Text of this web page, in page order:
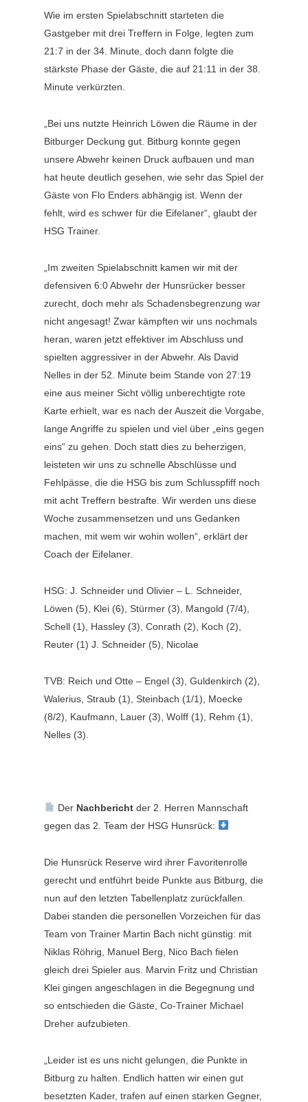
Wie im ersten Spielabschnitt starteten die
Gastgeber mit drei Treffern in Folge, legten zum
21:7 in der 34. Minute, doch dann folgte die
stärkste Phase der Gäste, die auf 21:11 in der 38.
Minute verkürzten.
„Bei uns nutzte Heinrich Löwen die Räume in der
Bitburger Deckung gut. Bitburg konnte gegen
unsere Abwehr keinen Druck aufbauen und man
hat heute deutlich gesehen, wie sehr das Spiel der
Gäste von Flo Enders abhängig ist. Wenn der
fehlt, wird es schwer für die Eifelaner“, glaubt der
HSG Trainer.
„Im zweiten Spielabschnitt kamen wir mit der
defensiven 6:0 Abwehr der Hunsrücker besser
zurecht, doch mehr als Schadensbegrenzung war
nicht angesagt! Zwar kämpften wir uns nochmals
heran, waren jetzt effektiver im Abschluss und
spielten aggressiver in der Abwehr. Als David
Nelles in der 52. Minute beim Stande von 27:19
eine aus meiner Sicht völlig unberechtigte rote
Karte erhielt, war es nach der Auszeit die Vorgabe,
lange Angriffe zu spielen und viel über „eins gegen
eins“ zu gehen. Doch statt dies zu beherzigen,
leisteten wir uns zu schnelle Abschlüsse und
Fehlpässe, die die HSG bis zum Schlusspfiff noch
mit acht Treffern bestrafte. Wir werden uns diese
Woche zusammensetzen und uns Gedanken
machen, mit wem wir wohin wollen“, erklärt der
Coach der Eifelaner.
HSG: J. Schneider und Olivier – L. Schneider,
Löwen (5), Klei (6), Stürmer (3), Mangold (7/4),
Schell (1), Hassley (3), Conrath (2), Koch (2),
Reuter (1) J. Schneider (5), Nicolae
TVB: Reich und Otte – Engel (3), Guldenkirch (2),
Walerius, Straub (1), Steinbach (1/1), Moecke
(8/2), Kaufmann, Lauer (3), Wolff (1), Rehm (1),
Nelles (3).
Der Nachberichtder 2. Herren Mannschaft
gegen das 2. Team der HSG Hunsrück:
Die Hunsrück Reserve wird ihrer Favoritenrolle
gerecht und entführt beide Punkte aus Bitburg, die
nun auf den letzten Tabellenplatz zurückfallen.
Dabei standen die personellen Vorzeichen für das
Team von Trainer Martin Bach nicht günstig: mit
Niklas Röhrig, Manuel Berg, Nico Bach fielen
gleich drei Spieler aus. Marvin Fritz und Christian
Klei gingen angeschlagen in die Begegnung und
so entschieden die Gäste, Co-Trainer Michael
Dreher aufzubieten.
„Leider ist es uns nicht gelungen, die Punkte in
Bitburg zu halten. Endlich hatten wir einen gut
besetzten Kader, trafen auf einen starken Gegner,